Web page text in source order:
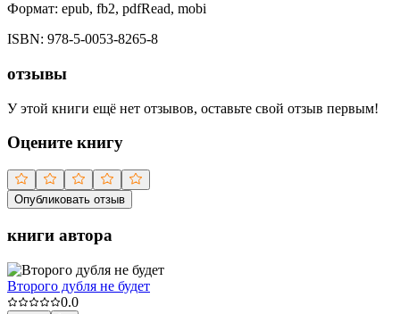
Формат: epub, fb2, pdfRead, mobi
ISBN: 978-5-0053-8265-8
отзывы
У этой книги ещё нет отзывов, оставьте свой отзыв первым!
Оцените книгу
Опубликовать отзыв
книги автора
Второго дубля не будет
0.0